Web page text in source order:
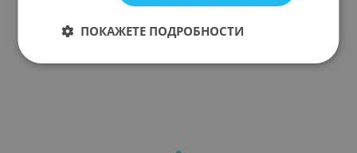
ПОКАЖЕТЕ ПОДРОБНОСТИ